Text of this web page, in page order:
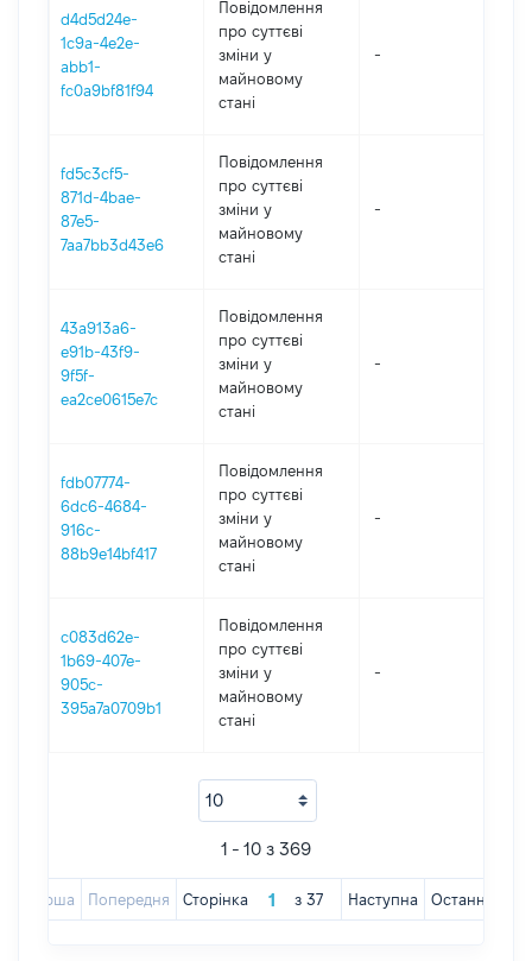
d4d5d24e-
1c9a-4e2e-
abb1-
fc0a9bf81f94
Повідомлення
про суттєві
зміни y
майновому
стані
-
fd5c3cf5-
871d-4bae-
87e5-
7aa7bb3d43e6
Повідомлення
про суттєві
зміни y
майновому
стані
-
43a913a6-
e91b-43f9-
9f5f-
ea2ce0615e7c
Повідомлення
про суттєві
зміни y
майновому
стані
-
fdb07774-
6dc6-4684-
916c-
88b9e14bf417
Повідомлення
про суттєві
зміни y
майновому
стані
-
c083d62e-
1b69-407e-
905c-
395a7a0709b1
Повідомлення
про суттєві
зміни y
майновому
стані
-
1 - 10 з 369
Перша Попередня Сторінка з 37 Наступна Остання